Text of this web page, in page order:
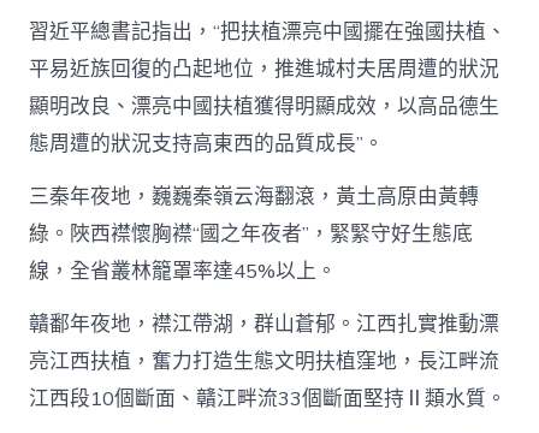
態
“含
綠
量”
晉
陞
成
長
“含
金
量”
（高
質
甜
心
寶
物
習近平總書記指出，“把扶植漂亮中國擺在強國扶植、
平易近族回復的凸起地位，推進城村夫居周遭的狀況
顯明改良、漂亮中國扶植獲得明顯成效，以高品德生
態周遭的狀況支持高東西的品質成長”。
三秦年夜地，巍巍秦嶺云海翻滾，黃土高原由黃轉
綠。陜西襟懷胸襟“國之年夜者”，緊緊守好生態底
線，全省叢林籠罩率達45%以上。
贛鄱年夜地，襟江帶湖，群山蒼郁。江西扎實推動漂
亮江西扶植，奮力打造生態文明扶植窪地，長江畔流
江西段10個斷面、贛江畔流33個斷面堅持Ⅱ類水質。